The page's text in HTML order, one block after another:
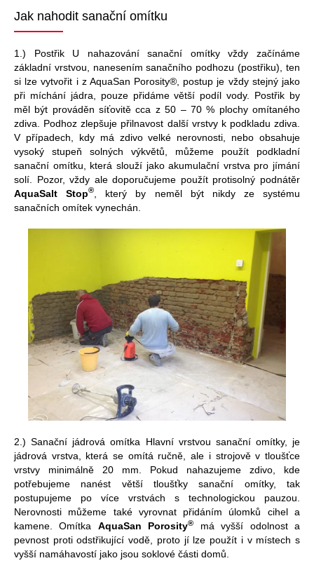
Jak nahodit sanační omítku
1.) Postřik U nahazování sanační omítky vždy začínáme
základní vrstvou, nanesením sanačního podhozu (postřiku), ten
si lze vytvořit i z AquaSan Porosity®, postup je vždy stejný jako
při míchání jádra, pouze přidáme větší podíl vody. Postřik by
měl být prováděn síťovitě cca z 50 – 70 % plochy omítaného
zdiva. Podhoz zlepšuje přilnavost další vrstvy k podkladu zdiva.
V případech, kdy má zdivo velké nerovnosti, nebo obsahuje
vysoký stupeň solných výkvětů, můžeme použít podkladní
sanační omítku, která slouží jako akumulační vrstva pro jímání
solí. Pozor, vždy ale doporučujeme použít protisolný podnátěr
AquaSalt Stop®
, který by neměl být nikdy ze systému
sanačních omítek vynechán.
2.) Sanační jádrová omítka Hlavní vrstvou sanační omítky, je
jádrová vrstva, která se omítá ručně, ale i strojově v tloušťce
vrstvy minimálně 20 mm. Pokud nahazujeme zdivo, kde
potřebujeme nanést větší tloušťky sanační omítky, tak
postupujeme po více vrstvách s technologickou pauzou.
Nerovnosti můžeme také vyrovnat přidáním úlomků cihel a
kamene. Omítka AquaSan Porosity®
má vyšší odolnost a
pevnost proti odstřikující vodě, proto jí lze použít i v místech s
vyšší namáhavostí jako jsou soklové části domů.